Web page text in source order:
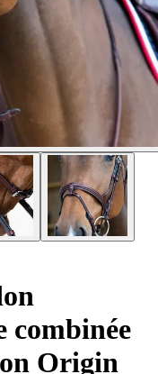
combinée
Origin